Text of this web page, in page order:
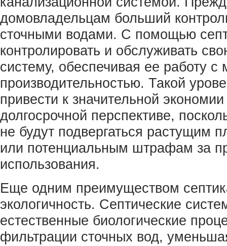
домовладельцам больший
сточными водами. С помощью
контролировать и обслуживать
систему, обеспечивая ее работу с
производительностью. Такой
привести к значительной
долгосрочной перспективе,
не будут подвергаться растущим
или потенциальным штрафам за
использования.
Еще одним преимуществом
экологичность. Септические
естественные биологические
фильтрации сточных вод,